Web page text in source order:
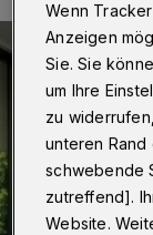
Wenn
Anzeigen
Sie. Sie
um Ihre
zu
unteren
schwebende
zutreffend].
Website.